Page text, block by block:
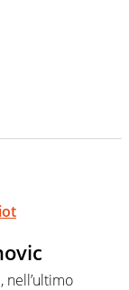
nell’ultimo